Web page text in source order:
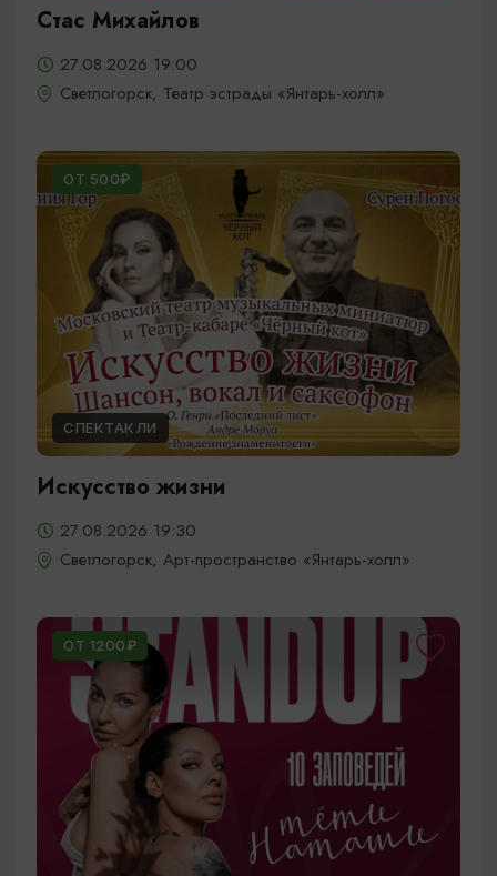
Стас Михайлов
27.08.2026 19:00
Светлогорск, Театр эстрады «Янтарь-холл»
ОТ 500₽
СПЕКТАКЛИ
Искусство жизни
27.08.2026 19:30
Светлогорск, Арт-пространство «Янтарь-холл»
ОТ 1200₽